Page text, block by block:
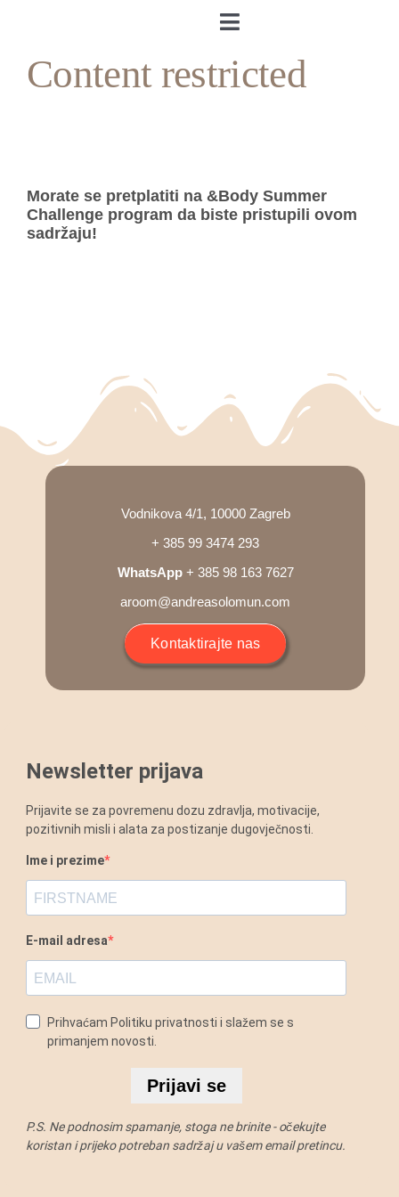
Toggle
Navigation
Naslovnica
Individualni trening
Blog
Košarica
Content restricted
Morate se pretplatiti na &Body Summer
Challenge program da biste pristupili ovom
sadržaju!
Vodnikova 4/1, 10000 Zagreb
+ 385 99 3474 293
WhatsApp+ 385 98 163 7627
aroom@andreasolomun.com
Kontaktirajte nas
Newsletter prijava
Prijavite se za povremenu dozu zdravlja, motivacije,
pozitivnih misli i alata za postizanje dugovječnosti.
Ime i prezime
E-mail adresa
Prihvaćam Politiku privatnosti i slažem se s
primanjem novosti.
Prijavi se
P.S. Ne podnosim spamanje, stoga ne brinite - očekujte
koristan i prijeko potreban sadržaj u vašem email pretincu.